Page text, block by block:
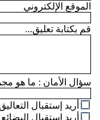
الموقع الإلكتروني
قم بكتابة تعليق...
سؤال الأمان : ما هو مجموع 1
أريد إستقبال
أريد إستقبال